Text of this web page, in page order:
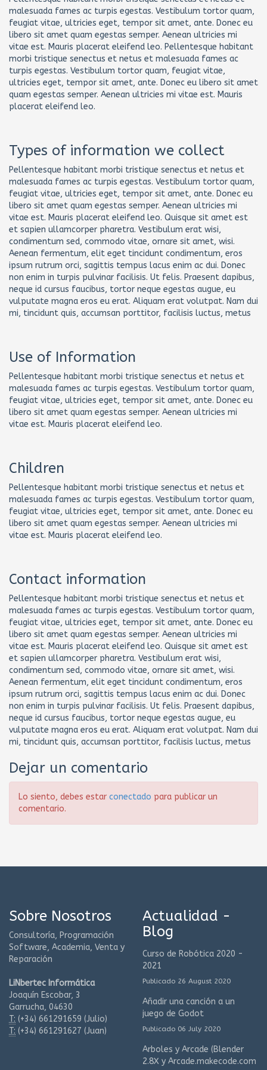
malesuada fames ac turpis egestas. Vestibulum tortor quam,
feugiat vitae, ultricies eget, tempor sit amet, ante. Donec eu
libero sit amet quam egestas semper. Aenean ultricies mi
vitae est. Mauris placerat eleifend leo. Pellentesque habitant
morbi tristique senectus et netus et malesuada fames ac
turpis egestas. Vestibulum tortor quam, feugiat vitae,
ultricies eget, tempor sit amet, ante. Donec eu libero sit amet
quam egestas semper. Aenean ultricies mi vitae est. Mauris
placerat eleifend leo.
Types of information we collect
Pellentesque habitant morbi tristique senectus et netus et
malesuada fames ac turpis egestas. Vestibulum tortor quam,
feugiat vitae, ultricies eget, tempor sit amet, ante. Donec eu
libero sit amet quam egestas semper. Aenean ultricies mi
vitae est. Mauris placerat eleifend leo. Quisque sit amet est
et sapien ullamcorper pharetra. Vestibulum erat wisi,
condimentum sed, commodo vitae, ornare sit amet, wisi.
Aenean fermentum, elit eget tincidunt condimentum, eros
ipsum rutrum orci, sagittis tempus lacus enim ac dui. Donec
non enim in turpis pulvinar facilisis. Ut felis. Praesent dapibus,
neque id cursus faucibus, tortor neque egestas augue, eu
vulputate magna eros eu erat. Aliquam erat volutpat. Nam dui
mi, tincidunt quis, accumsan porttitor, facilisis luctus, metus
Use of Information
Pellentesque habitant morbi tristique senectus et netus et
malesuada fames ac turpis egestas. Vestibulum tortor quam,
feugiat vitae, ultricies eget, tempor sit amet, ante. Donec eu
libero sit amet quam egestas semper. Aenean ultricies mi
vitae est. Mauris placerat eleifend leo.
Children
Pellentesque habitant morbi tristique senectus et netus et
malesuada fames ac turpis egestas. Vestibulum tortor quam,
feugiat vitae, ultricies eget, tempor sit amet, ante. Donec eu
libero sit amet quam egestas semper. Aenean ultricies mi
vitae est. Mauris placerat eleifend leo.
Contact information
Pellentesque habitant morbi tristique senectus et netus et
malesuada fames ac turpis egestas. Vestibulum tortor quam,
feugiat vitae, ultricies eget, tempor sit amet, ante. Donec eu
libero sit amet quam egestas semper. Aenean ultricies mi
vitae est. Mauris placerat eleifend leo. Quisque sit amet est
et sapien ullamcorper pharetra. Vestibulum erat wisi,
condimentum sed, commodo vitae, ornare sit amet, wisi.
Aenean fermentum, elit eget tincidunt condimentum, eros
ipsum rutrum orci, sagittis tempus lacus enim ac dui. Donec
non enim in turpis pulvinar facilisis. Ut felis. Praesent dapibus,
neque id cursus faucibus, tortor neque egestas augue, eu
vulputate magna eros eu erat. Aliquam erat volutpat. Nam dui
mi, tincidunt quis, accumsan porttitor, facilisis luctus, metus
Dejar un comentario
Lo siento, debes estar conectado para publicar un
comentario.
Sobre Nosotros
Consultoría, Programación
Software, Academia, Venta y
Reparación
LiNbertec Informática
Joaquín Escobar, 3
Garrucha, 04630
T: (+34) 661291659 (Julio)
T: (+34) 661291627 (Juan)
Actualidad -
Blog
Curso de Robótica 2020 -
2021
Publicado 26 August 2020
Añadir una canción a un
juego de Godot
Publicado 06 July 2020
Arboles y Arcade (Blender
2.8X y Arcade.makecode.com